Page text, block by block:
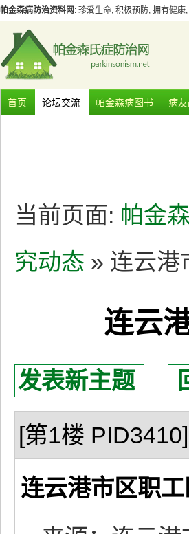
帕金森病防治资料网 : 珍爱生命, 积极预防, 拥有健康
首页 论坛交流 帕金森病图书 病
当前页面: 帕金
究动态 » 连云港
连云
发表新主题
[第1楼
连云港市区职